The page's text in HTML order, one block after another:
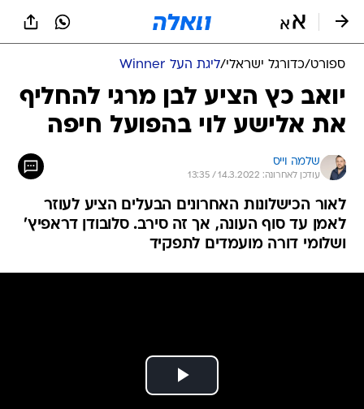
ספורט/כדורגל ישראלי/ליגת העל Winner
יואב כץ הציע לבן מרגי להחליף
את אלישע לוי בהפועל חיפה
שלמה וייס
עודכן לאחרונה: 14.3.2022 / 13:35
לאור הכישלונות האחרונים הבעלים הציע לעוזר
לאמן עד סוף העונה, אך זה סירב. סלובודן דראפיץ'
ושלומי דורה מועמדים לתפקיד